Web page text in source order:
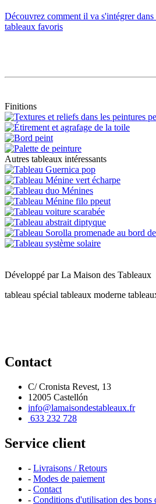
Découvrez comment il va s'intégrer dans
tableaux favoris
Finitions
Autres tableaux intéressants
Développé parLa Maison des Tableaux
tableau spécial tableaux moderne
Contact
C/ Cronista Revest, 13
12005 Castellón
info@lamaisondestableaux.fr
633 232 728
Service client
- Livraisons / Retours
- Modes de paiement
- Contact
- Conditions d'utilisation des bons